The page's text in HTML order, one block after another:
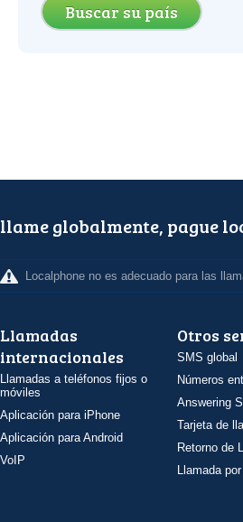
Buscar su país
llame globalmente, pague
Localphone no es adecuado para las
Llamadas
internacionales
Llamadas a teléfonos fijos o
móviles
Aplicación para iPhone
Aplicación para Android
VoIP
Otros
SMS global
Números
Answering
Tarjeta de
Retorno de
Llamada